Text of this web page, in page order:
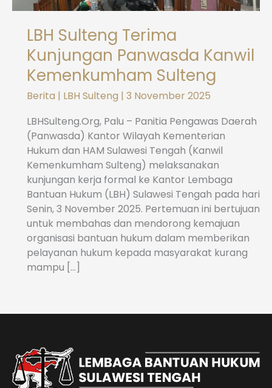
LBH Sulteng Terima
Kunjungan Panwasda Kanwil
Kemenkumham Sulteng
Berita | LBH Sulteng | 3 November 2025
LBHSulteng.Org, Palu – Panitia Pengawas Daerah
(Panwasda) Kantor Wilayah Kementerian
Hukum dan HAM Sulawesi Tengah (Kanwil
Kemenkumham Sulteng) melaksanakan
kunjungan kerja formal ke Kantor Lembaga
Bantuan Hukum (LBH) Sulawesi Tengah pada hari
Senin, 3 November 2025. Pertemuan ini bertujuan
untuk membahas dan mendorong kemajuan
organisasi bantuan hukum dalam memberikan
pelayanan hukum kepada masyarakat kurang
mampu […]